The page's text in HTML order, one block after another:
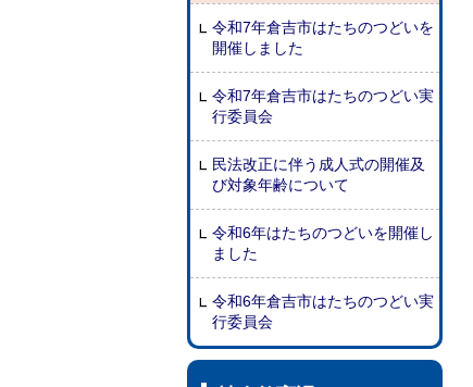
令和7年倉吉市はたちのつどいを
開催しました
令和7年倉吉市はたちのつどい実
行委員会
民法改正に伴う成人式の開催及
び対象年齢について
令和6年はたちのつどいを開催し
ました
令和6年倉吉市はたちのつどい実
行委員会